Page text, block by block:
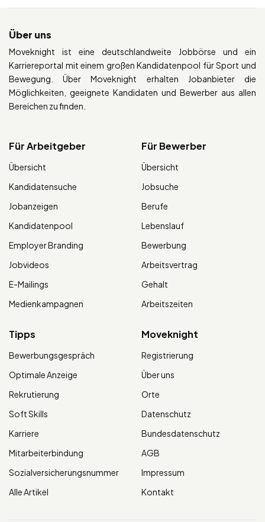
Über uns
Moveknight ist eine deutschlandweite Jobbörse und ein
Karriereportal mit einem großen Kandidatenpool für Sport und
Bewegung. Über Moveknight erhalten Jobanbieter die
Möglichkeiten, geeignete Kandidaten und Bewerber aus allen
Bereichen zu finden.
Für Arbeitgeber
Übersicht
Kandidatensuche
Jobanzeigen
Kandidatenpool
Employer Branding
Jobvideos
E-Mailings
Medienkampagnen
Für Bewerber
Übersicht
Jobsuche
Berufe
Lebenslauf
Bewerbung
Arbeitsvertrag
Gehalt
Arbeitszeiten
Tipps
Bewerbungsgespräch
Optimale Anzeige
Rekrutierung
Soft Skills
Karriere
Mitarbeiterbindung
Sozialversicherungsnummer
Alle Artikel
Moveknight
Registrierung
Über uns
Orte
Datenschutz
Bundesdatenschutz
AGB
Impressum
Kontakt